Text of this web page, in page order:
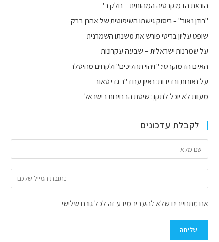
הונאת הדמוקרטיה המהותית – חלק ב'
"רודן נאור" – ריסוק גישתו השיפוטית של אהרן ברק
שופט עליון בריטי פורש את משנתו השמרנית
על שמרנות ישראלית – שבעה עקרונות
האיום הדמוקרטי: "זיהוי תהליכים" ולקחים מהיטלר
על נאורות ובדידות: ראיון עם ד"ר גדי טאוב
מעוות לא יוכל לתקון: שיטת הבחירות בישראל
לקבלת עדכונים
אנו מתחייבים שלא להעביר מידע זה לכל גורם שלישי